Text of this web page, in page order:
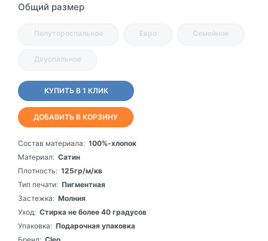
Общий размер
Полутороспальное Евро Семейное
Двуспальное
КУПИТЬ В 1 КЛИК
ДОБАВИТЬ В КОРЗИНУ
Состав материала: 100%-хлопок
Материал: Сатин
Плотность: 125гр/м/кв
Тип печати: Пигментная
Застежка: Молния
Уход: Стирка не более 40 градусов
Упаковка: Подарочная упаковка